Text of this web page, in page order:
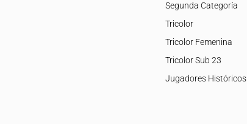
Segunda Categoría
Tricolor
Tricolor Femenina
Tricolor Sub 23
Jugadores Históricos